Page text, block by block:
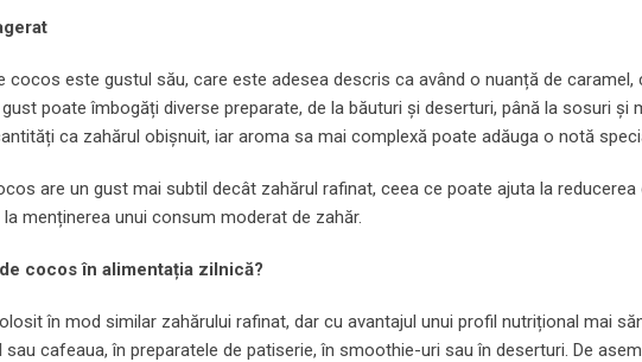
cocos este gustul său, care este adesea descris ca având o nuanță de
poate îmbogăți diverse preparate, de la băuturi și deserturi, până la sosuri și
ca zahărul obișnuit, iar aroma sa mai complexă poate adăuga o notă
are un gust mai subtil decât zahărul rafinat, ceea ce poate ajuta la
menținerea unui consum moderat de zahăr.
cocos în alimentația zilnică?
în mod similar zahărului rafinat, dar cu avantajul unui profil nutrițional mai
sau cafeaua, în preparatele de patiserie, în smoothie-uri sau în deserturi. De